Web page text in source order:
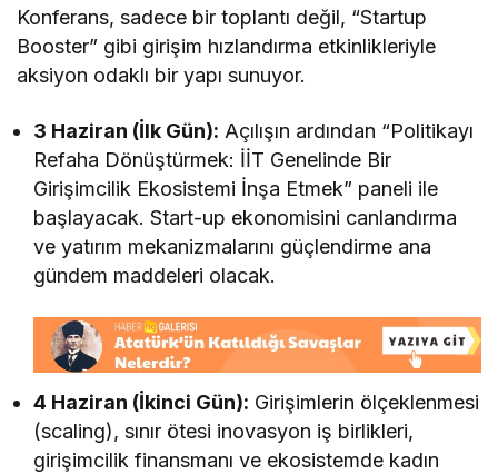
Konferans, sadece bir toplantı değil, “Startup
Booster” gibi girişim hızlandırma etkinlikleriyle
aksiyon odaklı bir yapı sunuyor.
3 Haziran (İlk Gün): Açılışın ardından “Politikayı
Refaha Dönüştürmek: İİT Genelinde Bir
Girişimcilik Ekosistemi İnşa Etmek” paneli ile
başlayacak. Start-up ekonomisini canlandırma
ve yatırım mekanizmalarını güçlendirme ana
gündem maddeleri olacak.
4 Haziran (İkinci Gün): Girişimlerin ölçeklenmesi
(scaling), sınır ötesi inovasyon iş birlikleri,
girişimcilik finansmanı ve ekosistemde kadın